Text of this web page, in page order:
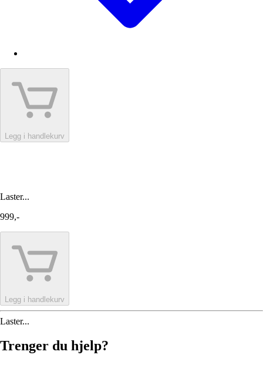
Legg i handlekurv
Laster...
999,-
Legg i handlekurv
Laster...
Trenger du hjelp?